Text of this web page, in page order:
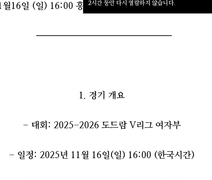
2시간 동안 다시 열람하지 않습니다.
월16일 (일) 16:00 흥국생명 VS 정관장 여자 V리그 분석
━━━━━━━━━━━━━━━━
1. 경기 개요
- 대회: 2025-2026 도드람 V리그 여자부
- 일정: 2025년 11월 16일(일) 16:00 (한국시간)